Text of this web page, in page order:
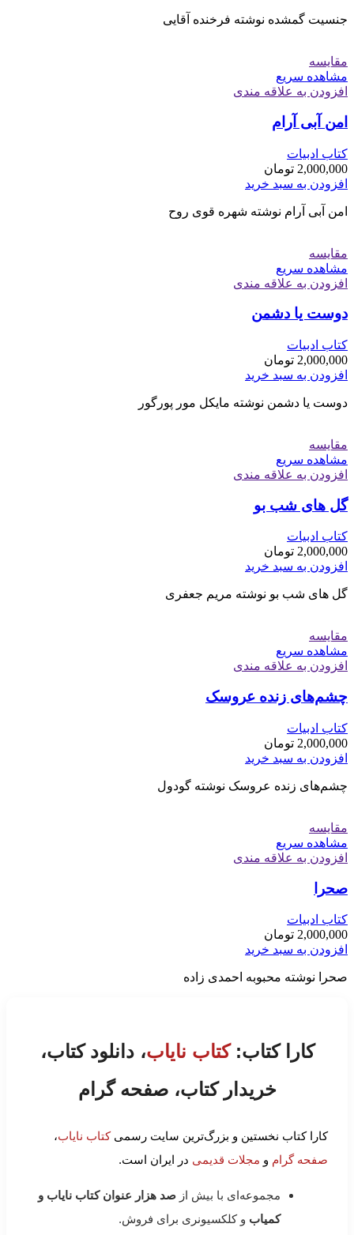
جنسیت گمشده نوشته فرخنده آقایی
مقایسه
مشاهده سریع
افزودن به علاقه مندی
امن آبی آرام
کتاب ادبیات
2,000,000 تومان
افزودن به سبد خرید
امن آبی آرام نوشته شهره قوی روح
مقایسه
مشاهده سریع
افزودن به علاقه مندی
دوست يا دشمن
کتاب ادبیات
2,000,000 تومان
افزودن به سبد خرید
دوست يا دشمن نوشته مایکل مور پورگور
مقایسه
مشاهده سریع
افزودن به علاقه مندی
گل های شب بو
کتاب ادبیات
2,000,000 تومان
افزودن به سبد خرید
گل های شب بو نوشته مریم جعفری
مقایسه
مشاهده سریع
افزودن به علاقه مندی
چشم‌های زنده عروسک
کتاب ادبیات
2,000,000 تومان
افزودن به سبد خرید
چشم‌های زنده عروسک نوشته گودول
مقایسه
مشاهده سریع
افزودن به علاقه مندی
صحرا
کتاب ادبیات
2,000,000 تومان
افزودن به سبد خرید
صحرا نوشته محبوبه احمدی زاده
کارا کتاب:کتاب نایاب، دانلود کتاب،
خریدار کتاب، صفحه گرام
کارا کتاب نخستین و بزرگ‌ترین سایت رسمیکتاب نایاب،
صفحه گرام و مجلات قدیمی در ایران است.
مجموعه‌ای با بیش از صد هزار عنوان کتاب نایاب و
کمیاب و کلکسیونری برای فروش.